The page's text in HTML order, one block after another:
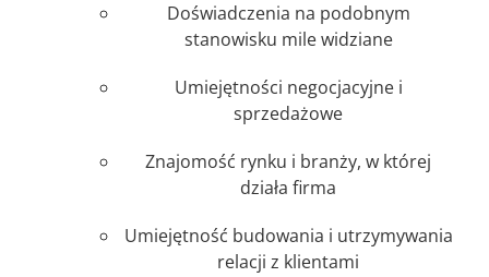
Doświadczenia na podobnym
stanowisku mile widziane
Umiejętności negocjacyjne i
sprzedażowe
Znajomość rynku i branży, w której
działa firma
Umiejętność budowania i utrzymywania
relacji z klientami